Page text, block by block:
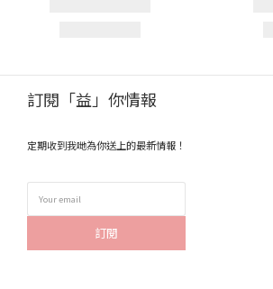
訂閱「益」你情報
定期收到我哋為你送上的最新情報！
訂閱